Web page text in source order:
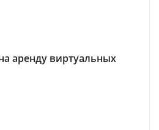
аренду виртуальных